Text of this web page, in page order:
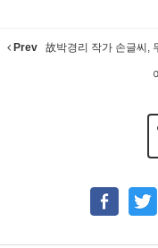
Prev 故박경리 작가 손글씨,